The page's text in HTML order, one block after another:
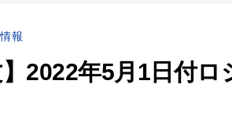
報
】2022年5月1日付